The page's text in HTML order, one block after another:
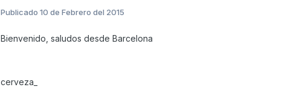
Publicado 10 de Febrero del 2015
Bienvenido, saludos desde Barcelona
cerveza_